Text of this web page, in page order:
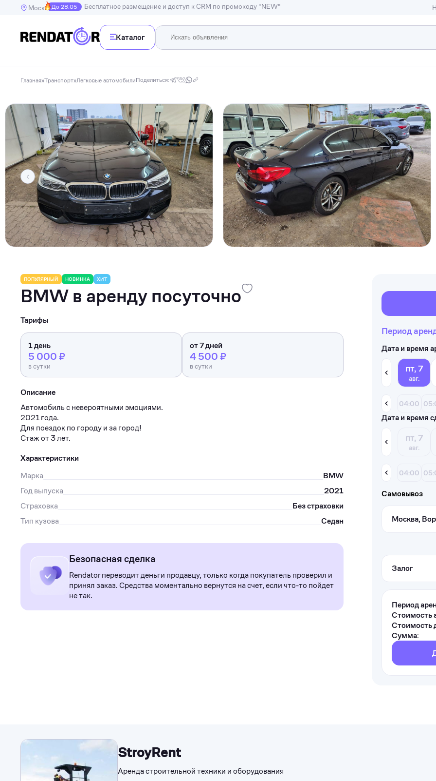
МоскваДо 28.05 Бесплатное размещение и доступ к CRM по промокоду "NEW"
Каталог
Спецтехника
Инструменты
Бытовая техника
Досуг, развлечения и праздники
Спорт
Электроника и гаджеты
Для дома и дачи
Туризм
Коммерческое оборудование
Детские товары
Одежда, обувь и аксессуары
Цифровые товары
Дома, виллы, коттеджи, таунхаусы
Тематические помещения
Главная»Транспорт»Легковые автомобилиПоделиться:
ПОПУЛЯРНЫЙ НОВИНКА ХИТ
BMW в аренду посуточно
Тарифы
1 день
5 000 ₽
в сутки
от 7 дней
4 500 ₽
в сутки
Описание
Автомобиль с невероятными эмоциями.
2021 года.
Для поездок по городу и за город!
Стаж от 3 лет.
Характеристики
Марка
BMW
Год выпуска
2021
Страховка
Без страховки
Тип кузова
Седан
Безопасная сделка
Rendator переводит деньги продавцу, только когда покупатель проверил и
принял заказ. Средства моментально вернутся на счет, если что-то пойдет
не так.
Период
Дата и время
пт, 7
авг.
04:00
Дата и время
пт, 7
авг.
04:00
Самовывоз
Москва,
Залог
Период
Стоимость
Стоимость
Сумма:
StroyRent
Аренда строительной техники и оборудования